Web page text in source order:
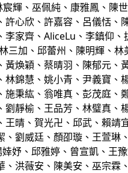
輝、巫佩純、康雅鳳、陳世
心欣、許嘉容、呂儀恬、
家齊、AliceLu、李鎮仰、
三加、邱蕾州、陳明輝、林
煥穎、蔡晴羽、陳郁元、
錦慧、姚小青、尹義寶、
秉紘、翁唯真、彭茂庭、
靜榆、王品芳、林璧真、
晴、賀光卍、邱武、賴靖
劉威廷、顏卲璇、王萱琳
妤、邱雅婷、曾宣凱、王
洪薇安、陳美安、巫宗霖